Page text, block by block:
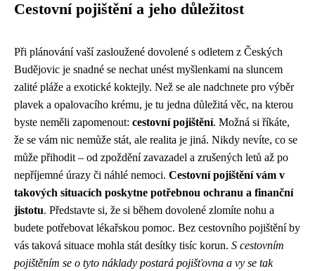
Cestovní pojištění a jeho důležitost
Při plánování vaší zasloužené dovolené s odletem z Českých
Budějovic je snadné se nechat unést myšlenkami na sluncem
zalité pláže a exotické koktejly. Než se ale nadchnete pro výběr
plavek a opalovacího krému, je tu jedna důležitá věc, na kterou
byste neměli zapomenout: cestovní pojištění. Možná si říkáte,
že se vám nic nemůže stát, ale realita je jiná. Nikdy nevíte, co se
může přihodit – od zpoždění zavazadel a zrušených letů až po
nepříjemné úrazy či náhlé nemoci. Cestovní pojištění vám v
takových situacích poskytne potřebnou ochranu a finanční
jistotu. Představte si, že si během dovolené zlomíte nohu a
budete potřebovat lékařskou pomoc. Bez cestovního pojištění by
vás taková situace mohla stát desítky tisíc korun. S cestovním
pojištěním se o tyto náklady postará pojišťovna a vy se tak